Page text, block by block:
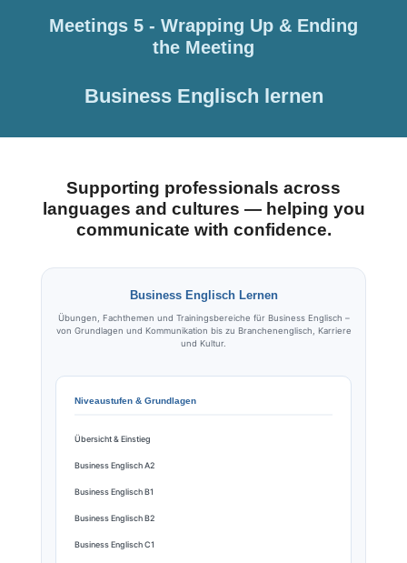
Meetings 5 - Wrapping Up & Ending
the Meeting
Business Englisch lernen
Supporting professionals across
languages and cultures — helping you
communicate with confidence.
Business Englisch Lernen
Übungen, Fachthemen und Trainingsbereiche für Business Englisch –
von Grundlagen und Kommunikation bis zu Branchenenglisch, Karriere
und Kultur.
Niveaustufen & Grundlagen
Übersicht & Einstieg
Business Englisch A2
Business Englisch B1
Business Englisch B2
Business Englisch C1